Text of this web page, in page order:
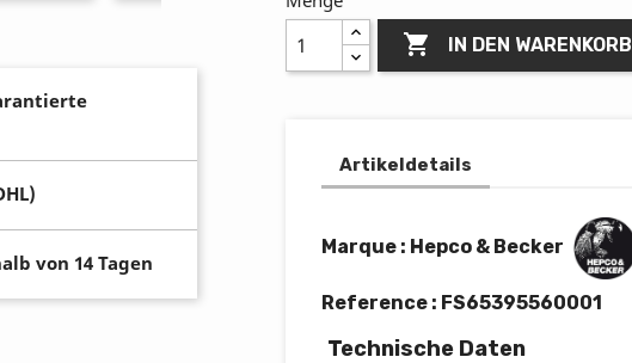
von 14 Tagen
 IN DEN WARENKORB
Artikeldetails
Marque : Hepco & Becker
Reference : FS65395560001
Technische Daten